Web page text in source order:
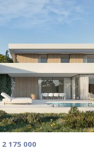
2 175 000